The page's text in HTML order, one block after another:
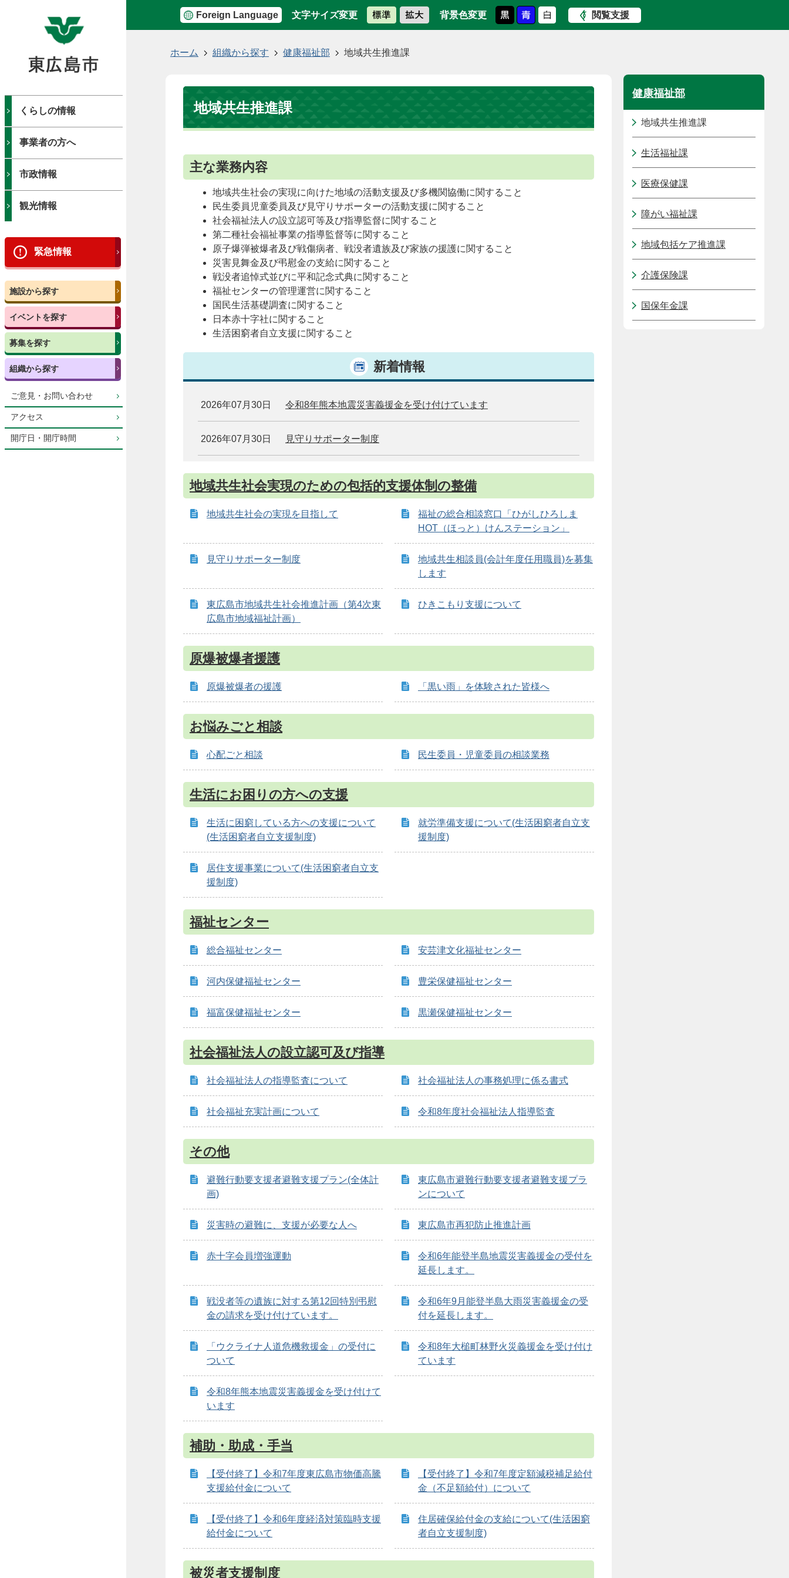
Foreign Language 文字サイズ変更 背景色変更 閲覧支援
くらしの情報
事業者の方へ
市政情報
観光情報
緊急情報
施設から探す
イベントを探す
募集を探す
組織から探す
ご意見・お問い合わせ
アクセス
開庁日・開庁時間
ホーム 組織から探す 健康福祉部 地域共生推進課
地域共生推進課
主な業務内容
地域共生社会の実現に向けた地域の活動支援及び多機関協働に関すること
民生委員児童委員及び見守りサポーターの活動支援に関すること
社会福祉法人の設立認可等及び指導監督に関すること
第二種社会福祉事業の指導監督等に関すること
原子爆弾被爆者及び戦傷病者、戦没者遺族及び家族の援護に関すること
災害見舞金及び弔慰金の支給に関すること
戦没者追悼式並びに平和記念式典に関すること
福祉センターの管理運営に関すること
国民生活基礎調査に関すること
日本赤十字社に関すること
生活困窮者自立支援に関すること
新着情報
2026年07月30日 令和8年熊本地震災害義援金を受け付けています
2026年07月30日 見守りサポーター制度
地域共生社会実現のための包括的支援体制の整備
地域共生社会の実現を目指して
福祉の総合相談窓口「ひがしひろしま
HOT（ほっと）けんステーション」
見守りサポーター制度
地域共生相談員(会計年度任用職員)を募集
します
東広島市地域共生社会推進計画（第4次東
広島市地域福祉計画）
ひきこもり支援について
原爆被爆者援護
原爆被爆者の援護 「黒い雨」を体験された皆様へ
お悩みごと相談
心配ごと相談 民生委員・児童委員の相談業務
生活にお困りの方への支援
生活に困窮している方への支援について
(生活困窮者自立支援制度)
就労準備支援について(生活困窮者自立支
援制度)
居住支援事業について(生活困窮者自立支
援制度)
福祉センター
総合福祉センター 安芸津文化福祉センター
河内保健福祉センター 豊栄保健福祉センター
福富保健福祉センター 黒瀬保健福祉センター
社会福祉法人の設立認可及び指導
社会福祉法人の指導監査について 社会福祉法人の事務処理に係る書式
社会福祉充実計画について 令和8年度社会福祉法人指導監査
その他
避難行動要支援者避難支援プラン(全体計
画)
東広島市避難行動要支援者避難支援プラ
ンについて
災害時の避難に、支援が必要な人へ 東広島市再犯防止推進計画
赤十字会員増強運動
令和6年能登半島地震災害義援金の受付を
延長します。
戦没者等の遺族に対する第12回特別弔慰
金の請求を受け付けています。
令和6年9月能登半島大雨災害義援金の受
付を延長します。
「ウクライナ人道危機救援金」の受付に
ついて
令和8年大槌町林野火災義援金を受け付け
ています
令和8年熊本地震災害義援金を受け付けて
います
補助・助成・手当
【受付終了】令和7年度東広島市物価高騰
支援給付金について
【受付終了】令和7年度定額減税補足給付
金（不足額給付）について
【受付終了】令和6年度経済対策臨時支援
給付金について
住居確保給付金の支給について(生活困窮
者自立支援制度)
被災者支援制度
健康福祉部
地域共生推進課
生活福祉課
医療保健課
障がい福祉課
地域包括ケア推進課
介護保険課
国保年金課